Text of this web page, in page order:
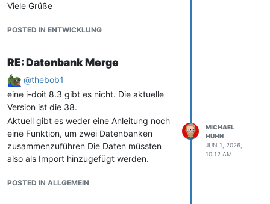
Viele Grüße
POSTED IN ENTWICKLUNG
RE: Datenbank Merge
@thebob1
eine i-doit 8.3 gibt es nicht. Die aktuelle
Version ist die 38.
Aktuell gibt es weder eine Anleitung noch
eine Funktion, um zwei Datenbanken
zusammenzuführen Die Daten müssten
also als Import hinzugefügt werden.
POSTED IN ALLGEMEIN
MICHAEL
HUHN
JUN 1, 2026,
10:12 AM